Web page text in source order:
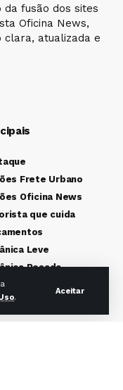
.
Aceitar
fusão dos sites
Oficina News,
atualizada e
Frete Urbano
Oficina News
que cuida
Leve
Pesada